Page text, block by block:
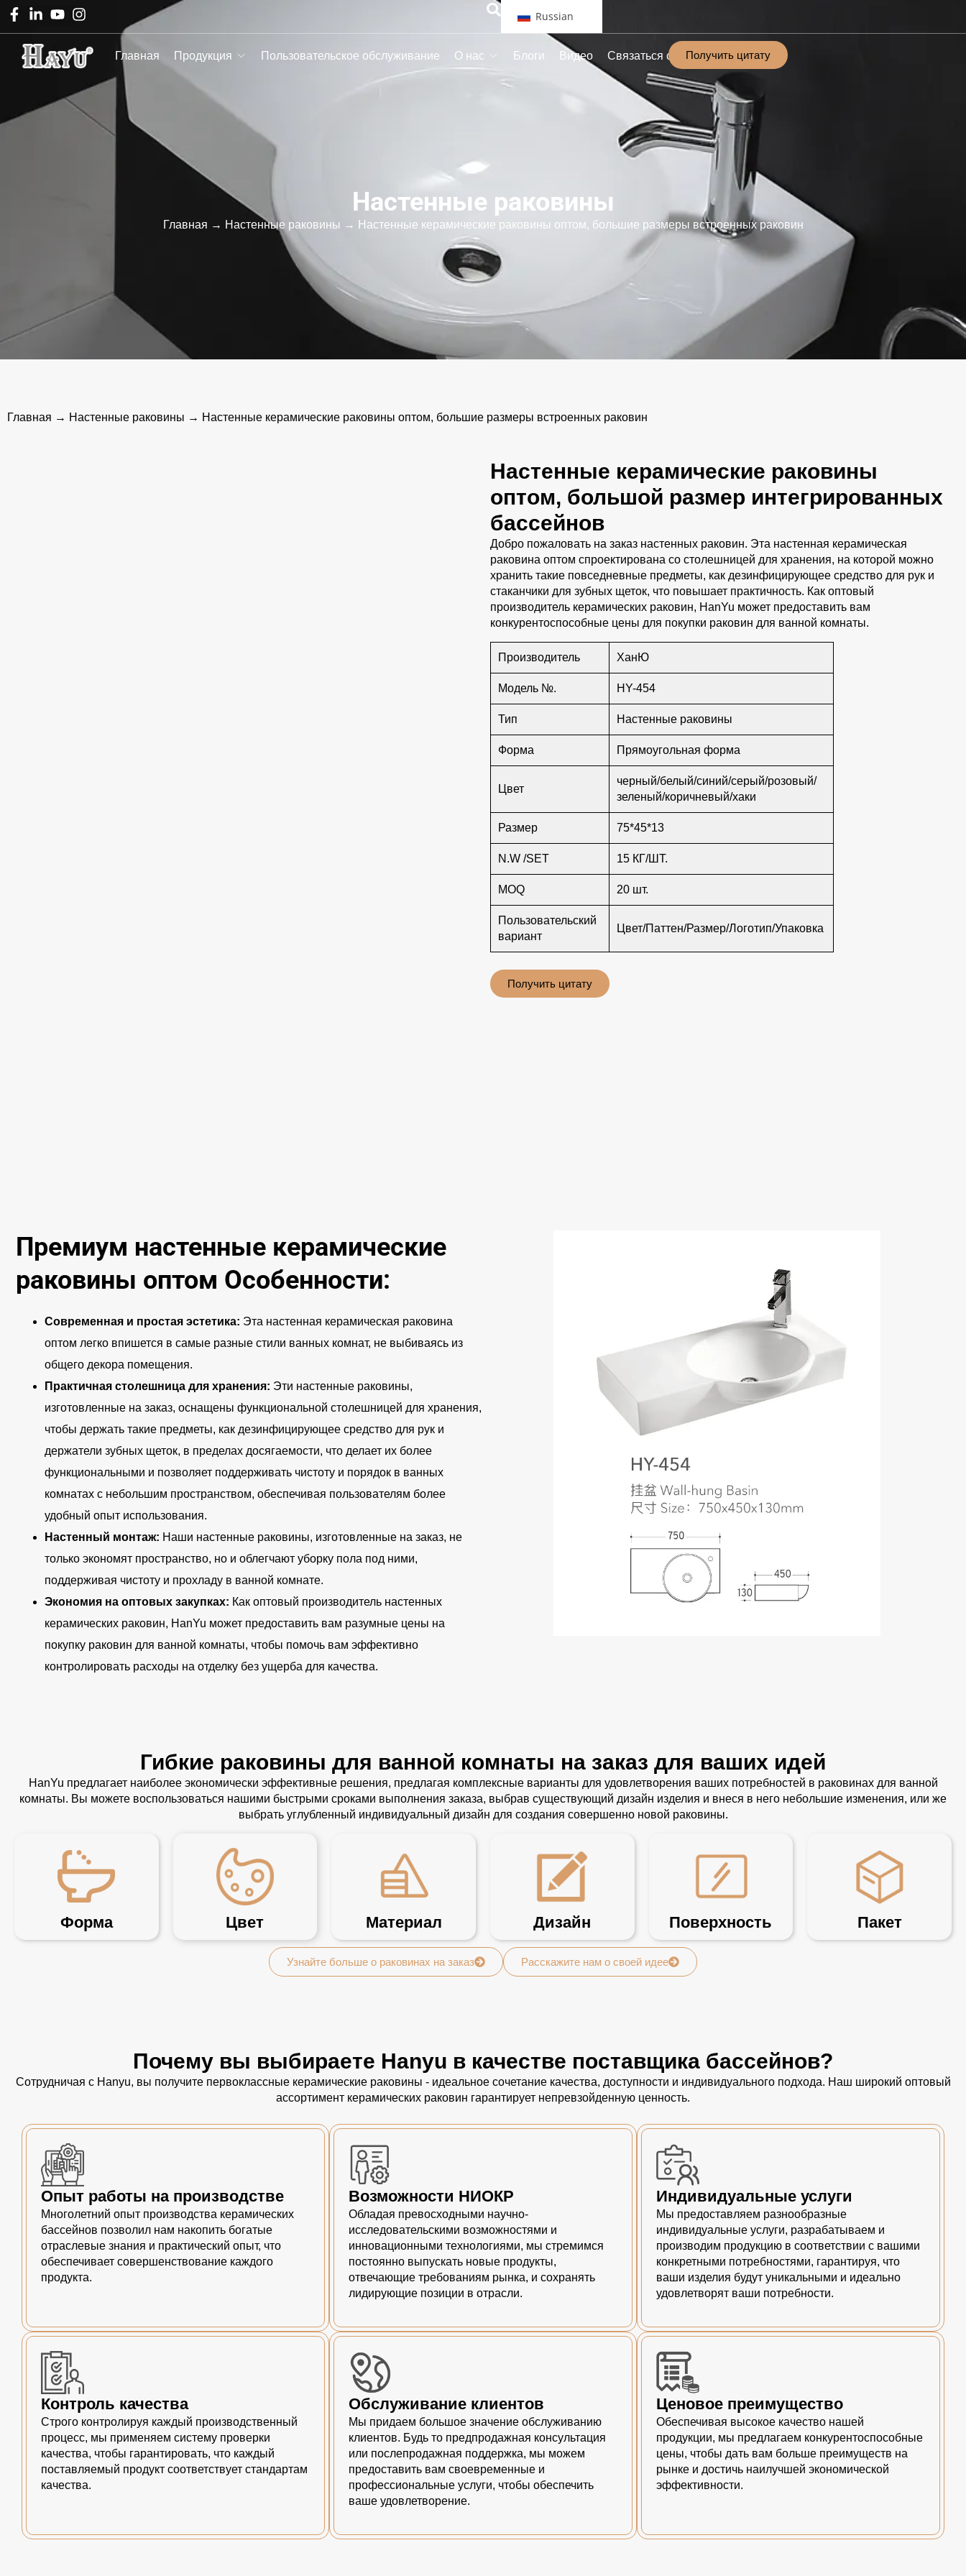
Russian
Главная Продукция Пользовательское обслуживание О нас Блоги Видео Связаться с Получить цитату
Настенные раковины
Главная → Настенные раковины → Настенные керамические раковины оптом, большие размеры встроенных раковин
Главная → Настенные раковины → Настенные керамические раковины оптом, большие размеры встроенных раковин
Настенные керамические раковины
оптом, большой размер интегрированных
бассейнов
Добро пожаловать на заказ настенных раковин. Эта настенная керамическая
раковина оптом спроектирована со столешницей для хранения, на которой можно
хранить такие повседневные предметы, как дезинфицирующее средство для рук и
стаканчики для зубных щеток, что повышает практичность. Как оптовый
производитель керамических раковин, HanYu может предоставить вам
конкурентоспособные цены для покупки раковин для ванной комнаты.
Производитель ХанЮ
Модель №. HY-454
Тип Настенные раковины
Форма Прямоугольная форма
Цвет
черный/белый/синий/серый/розовый/
зеленый/коричневый/хаки
Размер 75*45*13
N.W /SET 15 КГ/ШТ.
MOQ 20 шт.
Пользовательский
вариант
Цвет/Паттен/Размер/Логотип/Упаковка
Получить цитату
Премиум настенные керамические
раковины оптом Особенности:
Современная и простая эстетика: Эта настенная керамическая раковина
оптом легко впишется в самые разные стили ванных комнат, не выбиваясь из
общего декора помещения.
Практичная столешница для хранения: Эти настенные раковины,
изготовленные на заказ, оснащены функциональной столешницей для хранения,
чтобы держать такие предметы, как дезинфицирующее средство для рук и
держатели зубных щеток, в пределах досягаемости, что делает их более
функциональными и позволяет поддерживать чистоту и порядок в ванных
комнатах с небольшим пространством, обеспечивая пользователям более
удобный опыт использования.
Настенный монтаж: Наши настенные раковины, изготовленные на заказ, не
только экономят пространство, но и облегчают уборку пола под ними,
поддерживая чистоту и прохладу в ванной комнате.
Экономия на оптовых закупках: Как оптовый производитель настенных
керамических раковин, HanYu может предоставить вам разумные цены на
покупку раковин для ванной комнаты, чтобы помочь вам эффективно
контролировать расходы на отделку без ущерба для качества.
Гибкие раковины для ванной комнаты на заказ для ваших идей
HanYu предлагает наиболее экономически эффективные решения, предлагая комплексные варианты для удовлетворения ваших потребностей в раковинах для ванной
комнаты. Вы можете воспользоваться нашими быстрыми сроками выполнения заказа, выбрав существующий дизайн изделия и внеся в него небольшие изменения, или же
выбрать углубленный индивидуальный дизайн для создания совершенно новой раковины.
Форма Цвет Материал Дизайн Поверхность Пакет
Узнайте больше о раковинах на заказ Расскажите нам о своей идее
Почему вы выбираете Hanyu в качестве поставщика бассейнов?
Сотрудничая с Hanyu, вы получите первоклассные керамические раковины - идеальное сочетание качества, доступности и индивидуального подхода. Наш широкий оптовый
ассортимент керамических раковин гарантирует непревзойденную ценность.
Опыт работы на производстве
Многолетний опыт производства керамических
бассейнов позволил нам накопить богатые
отраслевые знания и практический опыт, что
обеспечивает совершенствование каждого
продукта.
Возможности НИОКР
Обладая превосходными научно-
исследовательскими возможностями и
инновационными технологиями, мы стремимся
постоянно выпускать новые продукты,
отвечающие требованиям рынка, и сохранять
лидирующие позиции в отрасли.
Индивидуальные услуги
Мы предоставляем разнообразные
индивидуальные услуги, разрабатываем и
производим продукцию в соответствии с вашими
конкретными потребностями, гарантируя, что
ваши изделия будут уникальными и идеально
удовлетворят ваши потребности.
Контроль качества
Строго контролируя каждый производственный
процесс, мы применяем систему проверки
качества, чтобы гарантировать, что каждый
поставляемый продукт соответствует стандартам
качества.
Обслуживание клиентов
Мы придаем большое значение обслуживанию
клиентов. Будь то предпродажная консультация
или послепродажная поддержка, мы можем
предоставить вам своевременные и
профессиональные услуги, чтобы обеспечить
ваше удовлетворение.
Ценовое преимущество
Обеспечивая высокое качество нашей
продукции, мы предлагаем конкурентоспособные
цены, чтобы дать вам больше преимуществ на
рынке и достичь наилучшей экономической
эффективности.